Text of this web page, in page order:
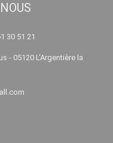
30 51 21
- 05120 L'Argentière la